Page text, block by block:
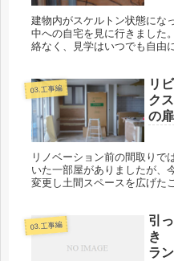
建物内がスケルトン状態にな
中への自宅を見に行きました
絡なく、見学はいつでも自由
03.工事編
リ
ク
の扉
リノベーション前の間取りで
いた一部屋がありましたが、
変更し土間スペースを広げた
03.工事編
引
き
ラ